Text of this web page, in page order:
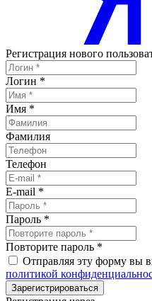
Регистрация нового
Логин *
Имя *
Фамилия
Телефон
E-mail *
Пароль *
Повторите пароль *
Отправляя эту форму вы
политикой
Зарегистрироваться